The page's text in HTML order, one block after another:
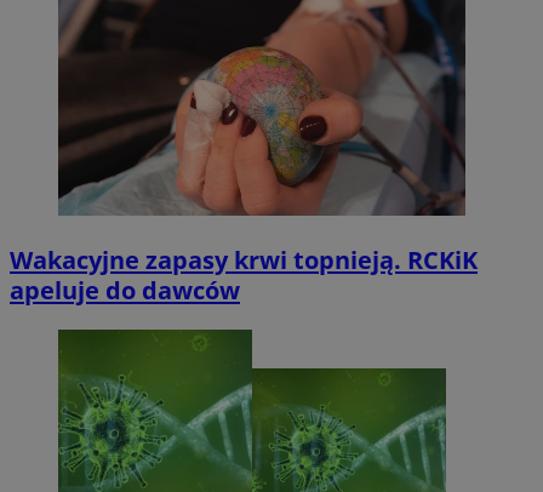
Wakacyjne zapasy krwi topnieją. RCKiK
apeluje do dawców